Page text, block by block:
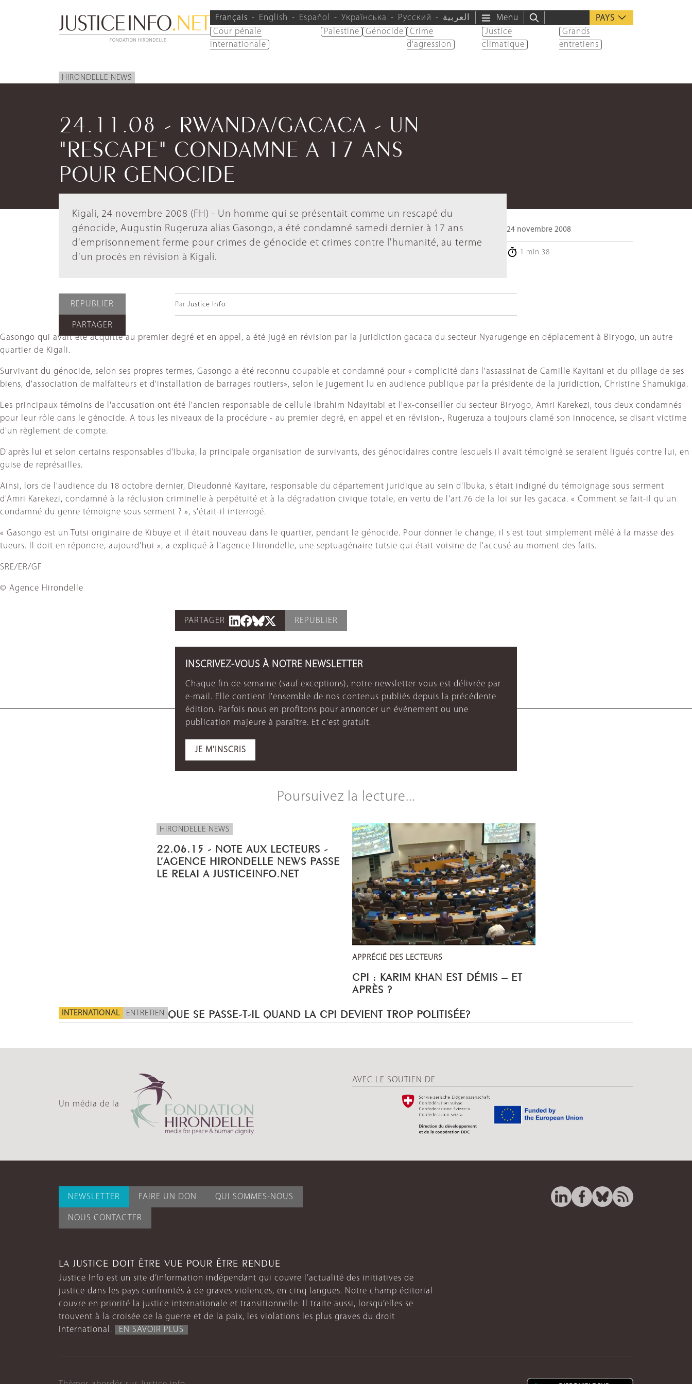
Français English Español Українська Русский العربية Menu
PAYS
Cour pénale
internationale
Palestine Génocide
Crime
d'agression
Justice
climatique
Grands
entretiens
HIRONDELLE NEWS
24.11.08 - RWANDA/GACACA - UN
"RESCAPE" CONDAMNE A 17 ANS
POUR GENOCIDE
Kigali, 24 novembre 2008 (FH) - Un homme qui se présentait comme un rescapé du
génocide, Augustin Rugeruza alias Gasongo, a été condamné samedi dernier à 17 ans
d'emprisonnement ferme pour crimes de génocide et crimes contre l'humanité, au terme
d'un procès en révision à Kigali.
24 novembre 2008
1 min 38
REPUBLIER
PARTAGER
Par Justice Info
Gasongo qui avait été acquitté au premier degré et en appel, a été jugé en révision par la juridiction gacaca du secteur Nyarugenge en déplacement à Biryogo, un autre
quartier de Kigali.
Survivant du génocide, selon ses propres termes, Gasongo a été reconnu coupable et condamné pour « complicité dans l'assassinat de Camille Kayitani et du pillage de ses
biens, d'association de malfaiteurs et d'installation de barrages routiers», selon le jugement lu en audience publique par la présidente de la juridiction, Christine Shamukiga.
Les principaux témoins de l'accusation ont été l'ancien responsable de cellule Ibrahim Ndayitabi et l'ex-conseiller du secteur Biryogo, Amri Karekezi, tous deux condamnés
pour leur rôle dans le génocide. A tous les niveaux de la procédure - au premier degré, en appel et en révision-, Rugeruza a toujours clamé son innocence, se disant victime
d'un règlement de compte.
D'après lui et selon certains responsables d'Ibuka, la principale organisation de survivants, des génocidaires contre lesquels il avait témoigné se seraient ligués contre lui, en
guise de représailles.
Ainsi, lors de l'audience du 18 octobre dernier, Dieudonné Kayitare, responsable du département juridique au sein d'Ibuka, s'était indigné du témoignage sous serment
d'Amri Karekezi, condamné à la réclusion criminelle à perpétuité et à la dégradation civique totale, en vertu de l'art.76 de la loi sur les gacaca. « Comment se fait-il qu'un
condamné du genre témoigne sous serment ? », s'était-il interrogé.
« Gasongo est un Tutsi originaire de Kibuye et il était nouveau dans le quartier, pendant le génocide. Pour donner le change, il s'est tout simplement mêlé à la masse des
tueurs. Il doit en répondre, aujourd'hui », a expliqué à l'agence Hirondelle, une septuagénaire tutsie qui était voisine de l'accusé au moment des faits.
SRE/ER/GF
© Agence Hirondelle
PARTAGER REPUBLIER
INSCRIVEZ-VOUS À NOTRE NEWSLETTER
Chaque fin de semaine (sauf exceptions), notre newsletter vous est délivrée par
e-mail. Elle contient l'ensemble de nos contenus publiés depuis la précédente
édition. Parfois nous en profitons pour annoncer un événement ou une
publication majeure à paraître. Et c'est gratuit.
JE M'INSCRIS
Poursuivez la lecture...
HIRONDELLE NEWS
22.06.15 - NOTE AUX LECTEURS -
L’AGENCE HIRONDELLE NEWS PASSE
LE RELAI A JUSTICEINFO.NET
APPRÉCIÉ DES LECTEURS
CPI : KARIM KHAN EST DÉMIS – ET
APRÈS ?
INTERNATIONAL ENTRETIEN QUE SE PASSE-T-IL QUAND LA CPI DEVIENT TROP POLITISÉE?
Un média de la
AVEC LE SOUTIEN DE
NEWSLETTER FAIRE UN DON QUI SOMMES-NOUS
NOUS CONTACTER
LA JUSTICE DOIT ÊTRE VUE POUR ÊTRE RENDUE
Justice Info est un site d’information indépendant qui couvre l’actualité des initiatives de
justice dans les pays confrontés à de graves violences, en cinq langues. Notre champ éditorial
couvre en priorité la justice internationale et transitionnelle. Il traite aussi, lorsqu’elles se
trouvent à la croisée de la guerre et de la paix, les violations les plus graves du droit
international.
EN SAVOIR PLUS